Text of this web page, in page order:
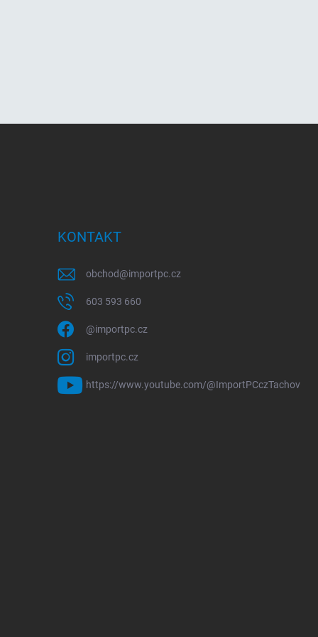
KONTAKT
obchod@importpc.cz
603 593 660
@importpc.cz
importpc.cz
https://www.youtube.com/@ImportPCczTachov